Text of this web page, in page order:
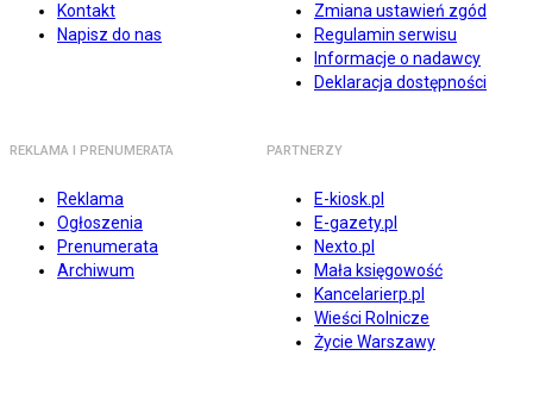
Kontakt
Napisz do nas
Zmiana ustawień zgód
Regulamin serwisu
Informacje o nadawcy
Deklaracja dostępności
REKLAMA I PRENUMERATA
Reklama
Ogłoszenia
Prenumerata
Archiwum
PARTNERZY
E-kiosk.pl
E-gazety.pl
Nexto.pl
Mała księgowość
Kancelarierp.pl
Wieści Rolnicze
Życie Warszawy